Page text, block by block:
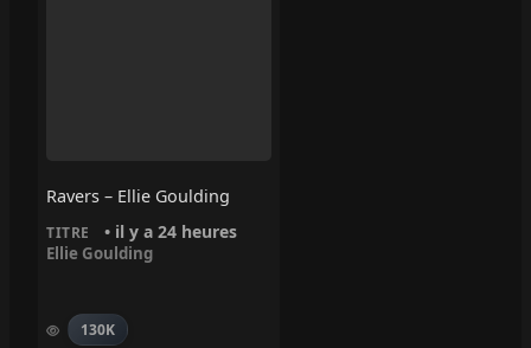
Ravers – Ellie Goulding
TITRE • il y a 24 heures
Ellie Goulding
130K